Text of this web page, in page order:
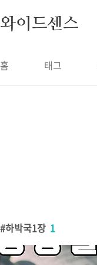
와이드센스
홈 태그
하박국1장 1